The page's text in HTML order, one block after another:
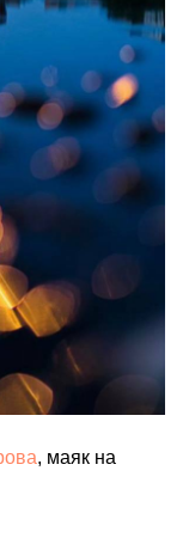
, маяк на